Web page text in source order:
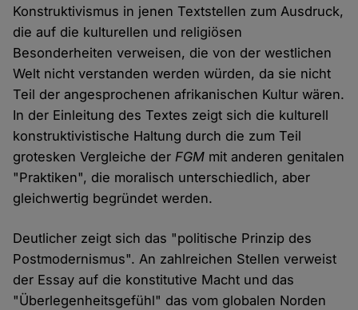
Konstruktivismus in jenen Textstellen zum Ausdruck,
die auf die kulturellen und religiösen
Besonderheiten verweisen, die von der westlichen
Welt nicht verstanden werden würden, da sie nicht
Teil der angesprochenen afrikanischen Kultur wären.
In der Einleitung des Textes zeigt sich die kulturell
konstruktivistische Haltung durch die zum Teil
grotesken Vergleiche derFGM mit anderen genitalen
"Praktiken", die moralisch unterschiedlich, aber
gleichwertig begründet werden.
Deutlicher zeigt sich das "politische Prinzip des
Postmodernismus". An zahlreichen Stellen verweist
der Essay auf die konstitutive Macht und das
"Überlegenheitsgefühl" das vom globalen Norden